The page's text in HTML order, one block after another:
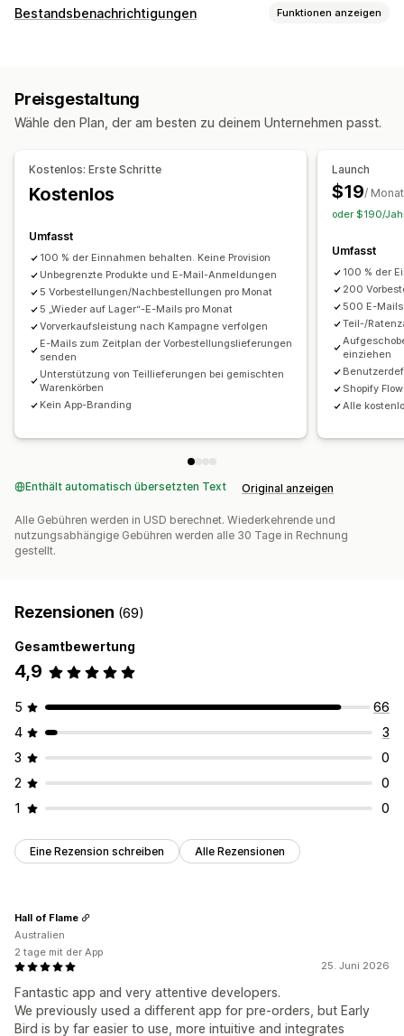
Art der Bestellung
Anpassung
Schaltflächen
Badges
Benutzerdefinierter Text
Verfügbarkeitsdatum
Zahlungsoptionen
Aufgeteilte Zahlungen
Zahlungsaufschübe
Gemischter Warenkorb
Manuelle Zahlung
Bestandsbenachrichtigungen Funktionen anzeigen
Manuelle Benachrichtigungen
Wieder auf Lager Vorabbestellungen E-Mail
Benachrichtigungsvorlagen
Schaltfläche für Benachrichtigungen Popups Wartelisten
Analysen und Berichte
Kundennachfrage Inventarberichte
Leistungsberichte
Inventarverfolgung
Preisgestaltung
Wähle den Plan, der am besten zu deinem Unternehmen passt.
Kostenlos: Erste Schritte
Kostenlos
Umfasst
100 % der Einnahmen behalten. Keine Provision
Unbegrenzte Produkte und E-Mail-Anmeldungen
5 Vorbestellungen/Nachbestellungen pro Monat
5 „Wieder auf Lager“-E-Mails pro Monat
Vorverkaufsleistung nach Kampagne verfolgen
E-Mails zum Zeitplan der Vorbestellungslieferungen
senden
Unterstützung von Teillieferungen bei gemischten
Warenkörben
Kein App-Branding
Launch
$19/ Monat
oder $190/
Umfasst
100 % der
200
500 E-
Teil-/
einziehen
Shopify
Alle
Enthält automatisch übersetzten Text Original anzeigen
Alle Gebühren werden in USD berechnet. Wiederkehrende und
nutzungsabhängige Gebühren werden alle 30 Tage in Rechnung
gestellt.
Rezensionen (69)
Gesamtbewertung
4,9
5
66
4
3
3
0
2
0
1
0
Eine Rezension schreiben Alle Rezensionen
25. Juni 2026
Fantastic app and very attentive developers.
We previously used a different app for pre-orders, but Early
Bird is by far easier to use, more intuitive and integrates
Hall of Flame
Australien
2 tage mit der App